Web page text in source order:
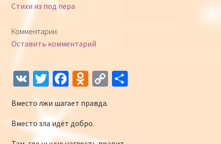
Интернет-конкурс чтецов «Созвучие 2018»
Наши участники и победители
Наши участники 2017
Стихи из под пера
Комментарии:
Оставить комментарий
V T
tt
er
Fa
b
o
O
n
o
C О
Вместо лжи шагает правда.
Вместо зла идёт добро.